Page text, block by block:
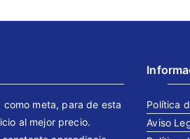
como meta, para de esta
al mejor precio.
Política
Aviso